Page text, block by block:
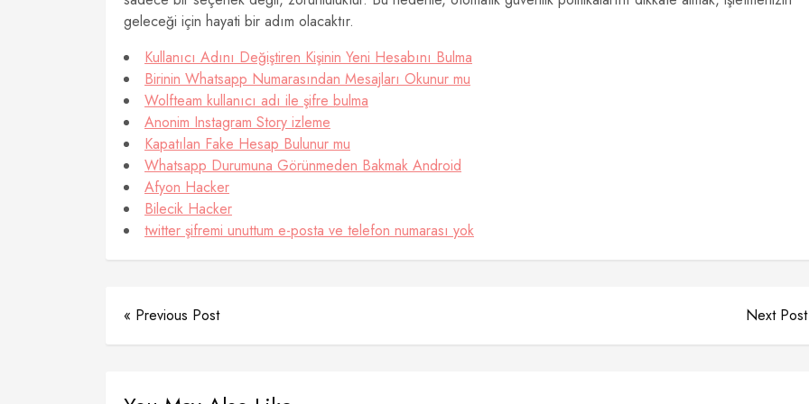
geleceği için hayati bir adım olacaktır.
Kullanıcı Adını Değiştiren Kişinin Yeni Hesabını Bulma
Birinin Whatsapp Numarasından Mesajları Okunur mu
Wolfteam kullanıcı adı ile şifre bulma
Anonim Instagram Story izleme
Kapatılan Fake Hesap Bulunur mu
Whatsapp Durumuna Görünmeden Bakmak Android
Afyon Hacker
Bilecik Hacker
twitter şifremi unuttum e-posta ve telefon numarası yok
« Previous Post Next